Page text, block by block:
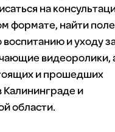
на
формате, найти
и уходу
видеоролики,
и прошедших
Калининграде и
области.